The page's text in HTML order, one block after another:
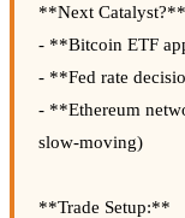
**Next Catalyst?**
- **Bitcoin ETF
- **Fed rate
- **Ethereum
slow-moving)
**Trade Setup:**